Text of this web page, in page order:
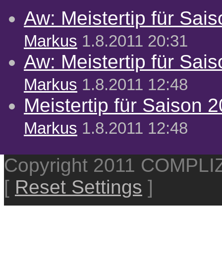
Aw: Meistertip für
Markus 1.8.2011 20:31
Aw: Meistertip für
Markus 1.8.2011 12:48
Meistertip für Saison
Markus 1.8.2011 12:48
Copyright 2011
[ Reset Settings ]